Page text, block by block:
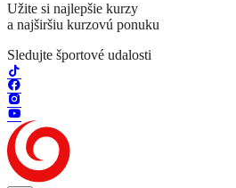
Užite si najlepšie kurzy
a najširšiu kurzovú ponuku
Sledujte športové udalosti